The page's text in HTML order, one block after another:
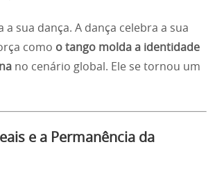
a sua dança. A dança celebra a sua
como o tango molda a identidade
no cenário global. Ele se tornou um
e a Permanência da